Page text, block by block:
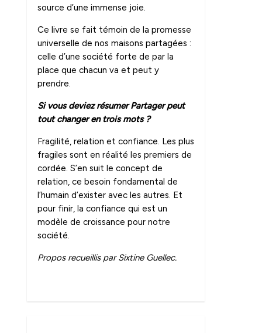
source d’une immense joie.
Ce livre se fait témoin de la promesse
universelle de nos maisons partagées :
celle d’une société forte de par la
place que chacun va et peut y
prendre.
Si vous deviez résumer Partager peut
tout changer en trois mots ?
Fragilité, relation et confiance. Les plus
fragiles sont en réalité les premiers de
cordée. S’en suit le concept de
relation, ce besoin fondamental de
l’humain d’exister avec les autres. Et
pour finir, la confiance qui est un
modèle de croissance pour notre
société.
Propos recueillis par Sixtine Guellec.